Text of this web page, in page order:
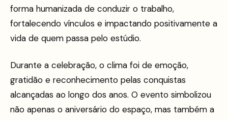
forma humanizada de conduzir o trabalho,
fortalecendo vínculos e impactando positivamente a
vida de quem passa pelo estúdio.
Durante a celebração, o clima foi de emoção,
gratidão e reconhecimento pelas conquistas
alcançadas ao longo dos anos. O evento simbolizou
não apenas o aniversário do espaço, mas também a